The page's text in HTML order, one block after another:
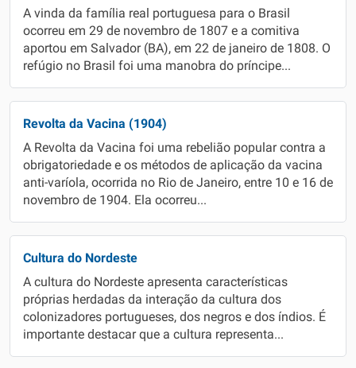
A vinda da família real portuguesa para o Brasil
ocorreu em 29 de novembro de 1807 e a comitiva
aportou em Salvador (BA), em 22 de janeiro de 1808. O
refúgio no Brasil foi uma manobra do príncipe...
Revolta da Vacina (1904)
A Revolta da Vacina foi uma rebelião popular contra a
obrigatoriedade e os métodos de aplicação da vacina
anti-varíola, ocorrida no Rio de Janeiro, entre 10 e 16 de
novembro de 1904. Ela ocorreu...
Cultura do Nordeste
A cultura do Nordeste apresenta características
próprias herdadas da interação da cultura dos
colonizadores portugueses, dos negros e dos índios. É
importante destacar que a cultura representa...